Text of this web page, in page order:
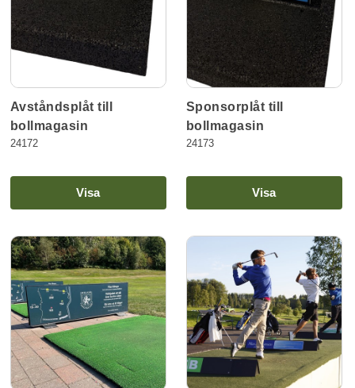
Avståndsplåt till
bollmagasin
24172
Visa
Sponsorplåt till
bollmagasin
24173
Visa